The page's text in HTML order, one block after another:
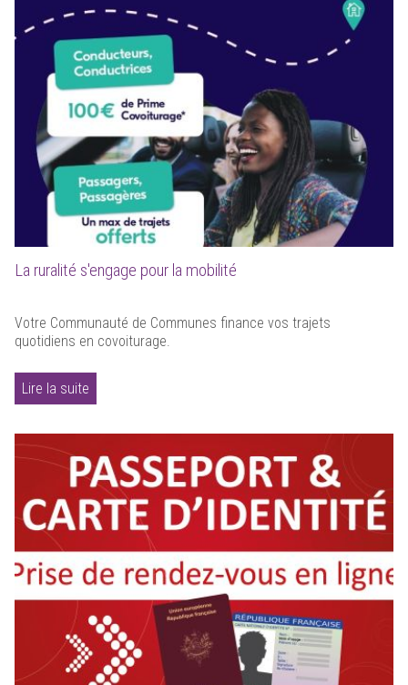
La ruralité s'engage pour la mobilité
Votre Communauté de Communes finance vos trajets
quotidiens en covoiturage.
Lire la suite